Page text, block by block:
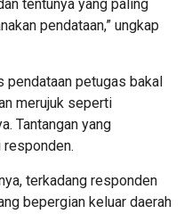
tentunya yang paling
pendataan,” ungkap
pendataan petugas bakal
merujuk seperti
Tantangan yang
responden.
terkadang responden
bepergian keluar daerah